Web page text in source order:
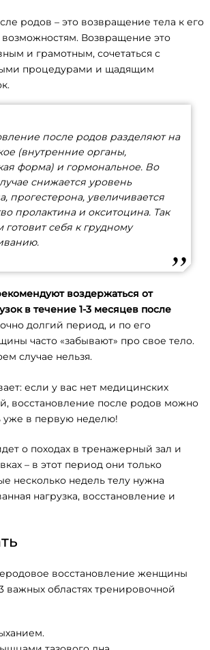
родов – это возвращение тела к его
Возвращение это
и грамотным, сочетаться с
процедурами и щадящим
после родов разделяют на
(внутренние органы,
форма) и гормональное. Во
снижается уровень
прогестерона, увеличивается
пролактина и окситоцина. Так
готовит себя к грудному
воздержаться от
в течение 1-3 месяцев после
долгий период, и по его
часто «забывают» про свое тело.
случае нельзя.
если у вас нет медицинских
восстановление после родов можно
уже в первую неделю!
о походах в тренажерный зал и
– в этот период они только
несколько недель телу нужна
нагрузка, восстановление и
восстановление женщины
важных областях тренировочной